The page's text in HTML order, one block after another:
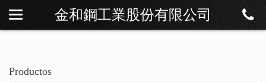
金和鋼工業股份有限公司
Sobre Os
Productos